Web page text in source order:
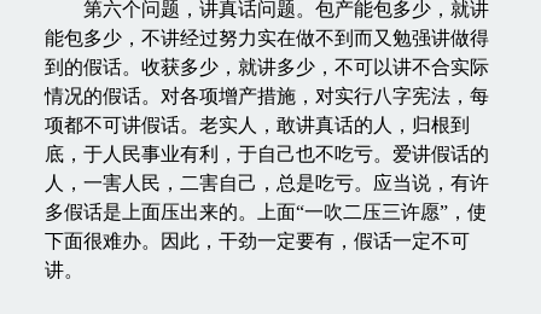
第六个问题，讲真话问题。包产能包多少，就讲
能包多少，不讲经过努力实在做不到而又勉强讲做得
到的假话。收获多少，就讲多少，不可以讲不合实际
情况的假话。对各项增产措施，对实行八字宪法，每
项都不可讲假话。老实人，敢讲真话的人，归根到
底，于人民事业有利，于自己也不吃亏。爱讲假话的
人，一害人民，二害自己，总是吃亏。应当说，有许
多假话是上面压出来的。上面“一吹二压三许愿”，使
下面很难办。因此，干劲一定要有，假话一定不可
讲。